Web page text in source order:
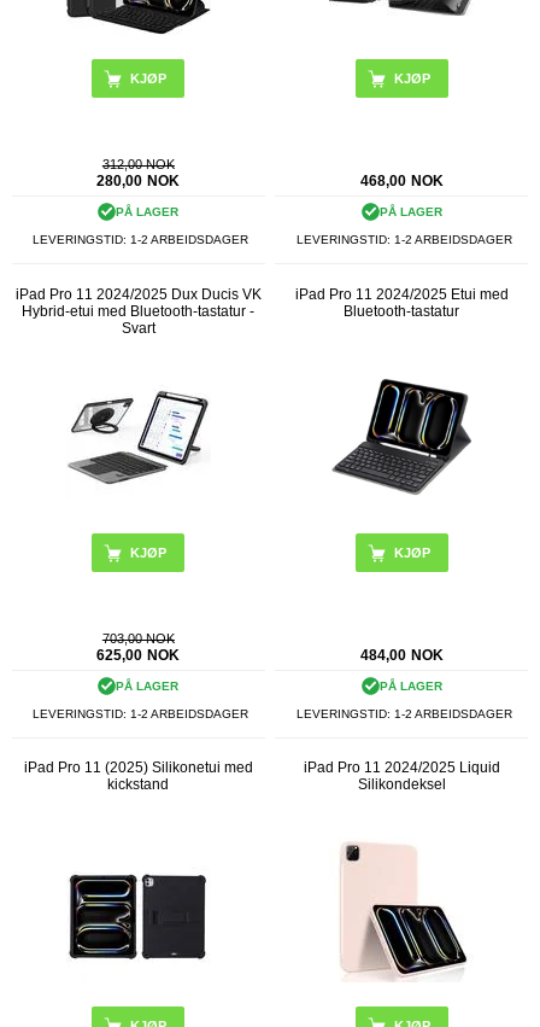
KJØP
312,00 NOK
280,00 NOK
PÅ LAGER
LEVERINGSTID: 1-2 ARBEIDSDAGER
KJØP
468,00 NOK
PÅ LAGER
LEVERINGSTID: 1-2 ARBEIDSDAGER
iPad Pro 11 2024/2025 Dux Ducis VK
Hybrid-etui med Bluetooth-tastatur -
Svart
703,00 NOK
625,00 NOK
PÅ LAGER
LEVERINGSTID: 1-2 ARBEIDSDAGER
iPad Pro 11 2024/2025 Etui med
Bluetooth-tastatur
KJØP
484,00 NOK
PÅ LAGER
LEVERINGSTID: 1-2 ARBEIDSDAGER
iPad Pro 11 (2025) Silikonetui med
kickstand
iPad Pro 11 2024/2025 Liquid
Silikondeksel